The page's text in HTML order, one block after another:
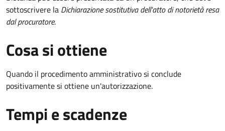
sottoscrivere la Dichiarazione sostitutiva dell'atto di notorietà resa
dal procuratore.
Cosa si ottiene
Quando il procedimento amministrativo si conclude
positivamente si ottiene un'autorizzazione.
Tempi e scadenze